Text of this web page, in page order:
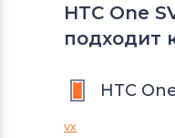
HTC One
подходит
HTC
VX